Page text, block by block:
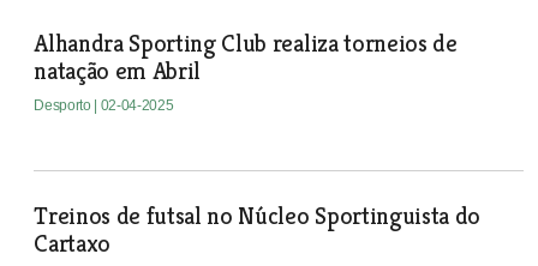
Alhandra Sporting Club realiza torneios de
natação em Abril
Desporto | 02-04-2025
Treinos de futsal no Núcleo Sportinguista do
Cartaxo